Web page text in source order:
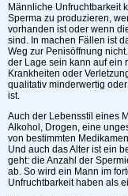
Männliche Unfruchtbarkeit
Sperma zu produzieren,
vorhanden ist oder wenn
sind. In machen Fällen ist
Weg zur Penisöffnung
der Lage sein kann auf ein
Krankheiten oder
qualitativ minderwertig
ist.
Auch der Lebensstil eines
Alkohol, Drogen, eine
von bestimmten
Und auch das Alter ist ein
geht: die Anzahl der
ab. So wird ein Mann im
Unfruchtbarkeit haben als